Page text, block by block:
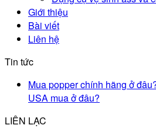
Giới thiệu
Bài viết
Liên hệ
Tin tức
Mua popper chính hãng ở
USA mua ở đâu?
LIÊN LẠC